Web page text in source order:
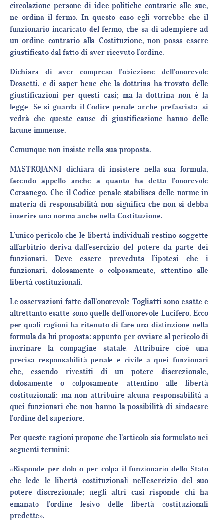
circolazione persone di idee politiche contrarie alle sue,
ne ordina il fermo. In questo caso egli vorrebbe che il
funzionario incaricato del fermo, che sa di adempiere ad
un ordine contrario alla Costituzione, non possa essere
giustificato dal fatto di aver ricevuto l’ordine.
Dichiara di aver compreso l’obiezione dell’onorevole
Dossetti, e di saper bene che la dottrina ha trovato delle
giustificazioni per questi casi; ma la dottrina non è la
legge. Se si guarda il Codice penale anche prefascista, si
vedrà che queste cause di giustificazione hanno delle
lacune immense.
Comunque non insiste nella sua proposta.
MASTROJANNI dichiara di insistere nella sua formula,
facendo appello anche a quanto ha detto l’onorevole
Corsanego. Che il Codice penale stabilisca delle norme in
materia di responsabilità non significa che non si debba
inserire una norma anche nella Costituzione.
L’unico pericolo che le libertà individuali restino soggette
all’arbitrio deriva dall’esercizio del potere da parte dei
funzionari. Deve essere preveduta l’ipotesi che i
funzionari, dolosamente o colposamente, attentino alle
libertà costituzionali.
Le osservazioni fatte dall’onorevole Togliatti sono esatte e
altrettanto esatte sono quelle dell’onorevole Lucifero. Ecco
per quali ragioni ha ritenuto di fare una distinzione nella
formula da lui proposta: appunto per ovviare al pericolo di
incrinare la compagine statale. Attribuire cioè una
precisa responsabilità penale e civile a quei funzionari
che, essendo rivestiti di un potere discrezionale,
dolosamente o colposamente attentino alle libertà
costituzionali; ma non attribuire alcuna responsabilità a
quei funzionari che non hanno la possibilità di sindacare
l’ordine del superiore.
Per queste ragioni propone che l’articolo sia formulato nei
seguenti termini:
«Risponde per dolo o per colpa il funzionario dello Stato
che lede le libertà costituzionali nell’esercizio del suo
potere discrezionale; negli altri casi risponde chi ha
emanato l’ordine lesivo delle libertà costituzionali
predette».